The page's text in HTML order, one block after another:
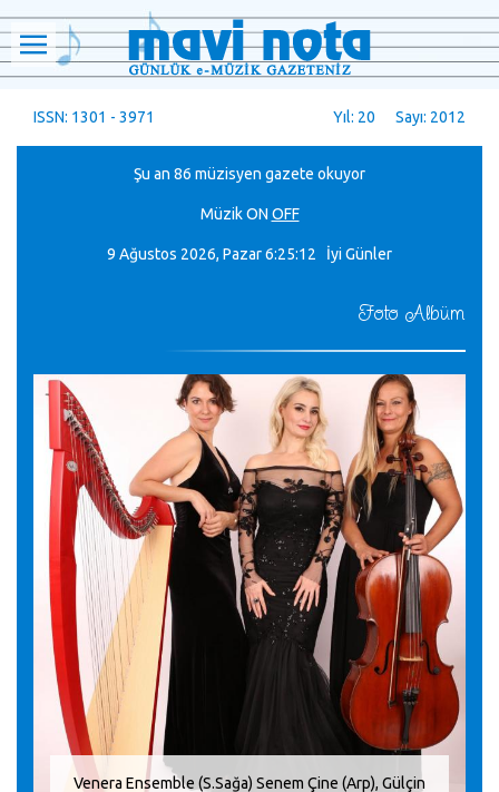
ISSN: 1301 - 3971 Yıl: 20 Sayı: 2012
Şu an 86 müzisyen gazete okuyor
MüzikON OFF
9 Ağustos 2026, Pazar6:25:14 İyi Günler
Foto Albüm
Venera Ensemble (S.Sağa) Senem Çine (Arp), Gülçin